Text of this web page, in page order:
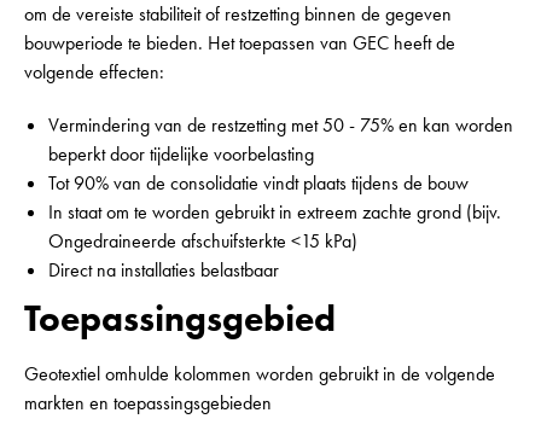
om de vereiste stabiliteit of restzetting binnen de gegeven
bouwperiode te bieden. Het toepassen van GEC heeft de
volgende effecten:
Vermindering van de restzetting met 50 - 75% en kan worden
beperkt door tijdelijke voorbelasting
Tot 90% van de consolidatie vindt plaats tijdens de bouw
In staat om te worden gebruikt in extreem zachte grond (bijv.
Ongedraineerde afschuifsterkte <15 kPa)
Direct na installaties belastbaar
Toepassingsgebied
Geotextiel omhulde kolommen worden gebruikt in de volgende
markten en toepassingsgebieden